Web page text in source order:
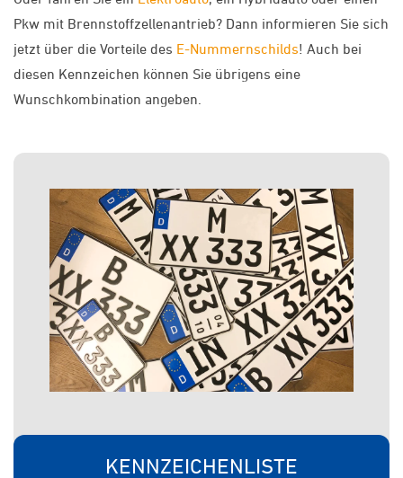
Pkw mit Brennstoffzellenantrieb? Dann informieren Sie sich
jetzt über die Vorteile des E-Nummernschilds! Auch bei
diesen Kennzeichen können Sie übrigens eine
Wunschkombination angeben.
KENNZEICHENLISTE